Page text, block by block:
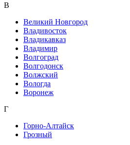
В
Великий Новгород
Владивосток
Владикавказ
Владимир
Волгоград
Волгодонск
Волжский
Вологда
Воронеж
Г
Горно-Алтайск
Грозный